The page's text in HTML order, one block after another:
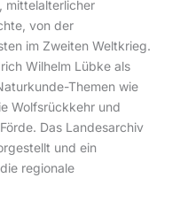
mittelalterlicher
von der
im Zweiten Weltkrieg.
Wilhelm Lübke als
Themen wie
Wolfsrückkehr und
Das Landesarchiv
und ein
regionale